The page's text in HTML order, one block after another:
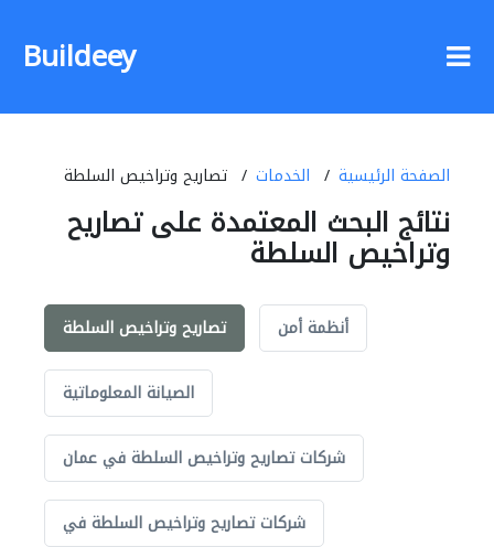
Buildeey
الصفحة الرئيسية الخدمات تصاريح وتراخيص السلطة
نتائج البحث المعتمدة على تصاريح
وتراخيص السلطة
تصاريح وتراخيص السلطة أنظمة أمن
الصيانة المعلوماتية
شركات تصاريح وتراخيص السلطة في عمان
شركات تصاريح وتراخيص السلطة في